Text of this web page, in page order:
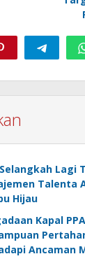
Lagi
Talenta
Hijau
Kapal
Ancaman